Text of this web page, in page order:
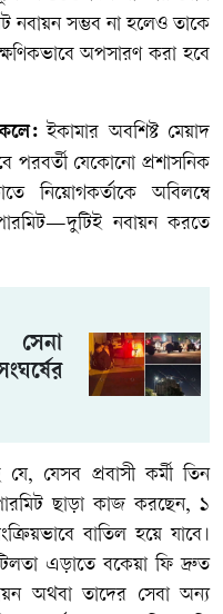
নবায়ন সম্ভব না হলেও তাকে
অপসারণ করা হবে
ইকামার অবশিষ্ট মেয়াদ
যেকোনো প্রশাসনিক
নিয়োগকর্তাকে অবিলম্বে
নবায়ন করতে
সেনা
যেসব প্রবাসী কর্মী তিন
ছাড়া কাজ করছেন, ১
বাতিল হয়ে যাবে।
এড়াতে বকেয়া ফি দ্রুত
অথবা তাদের সেবা অন্য